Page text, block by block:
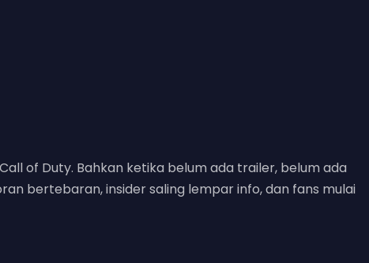
of Duty. Bahkan ketika belum ada trailer, belum ada
bertebaran, insider saling lempar info, dan fans mulai